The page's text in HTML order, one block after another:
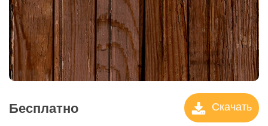
Бесплатно Скачать